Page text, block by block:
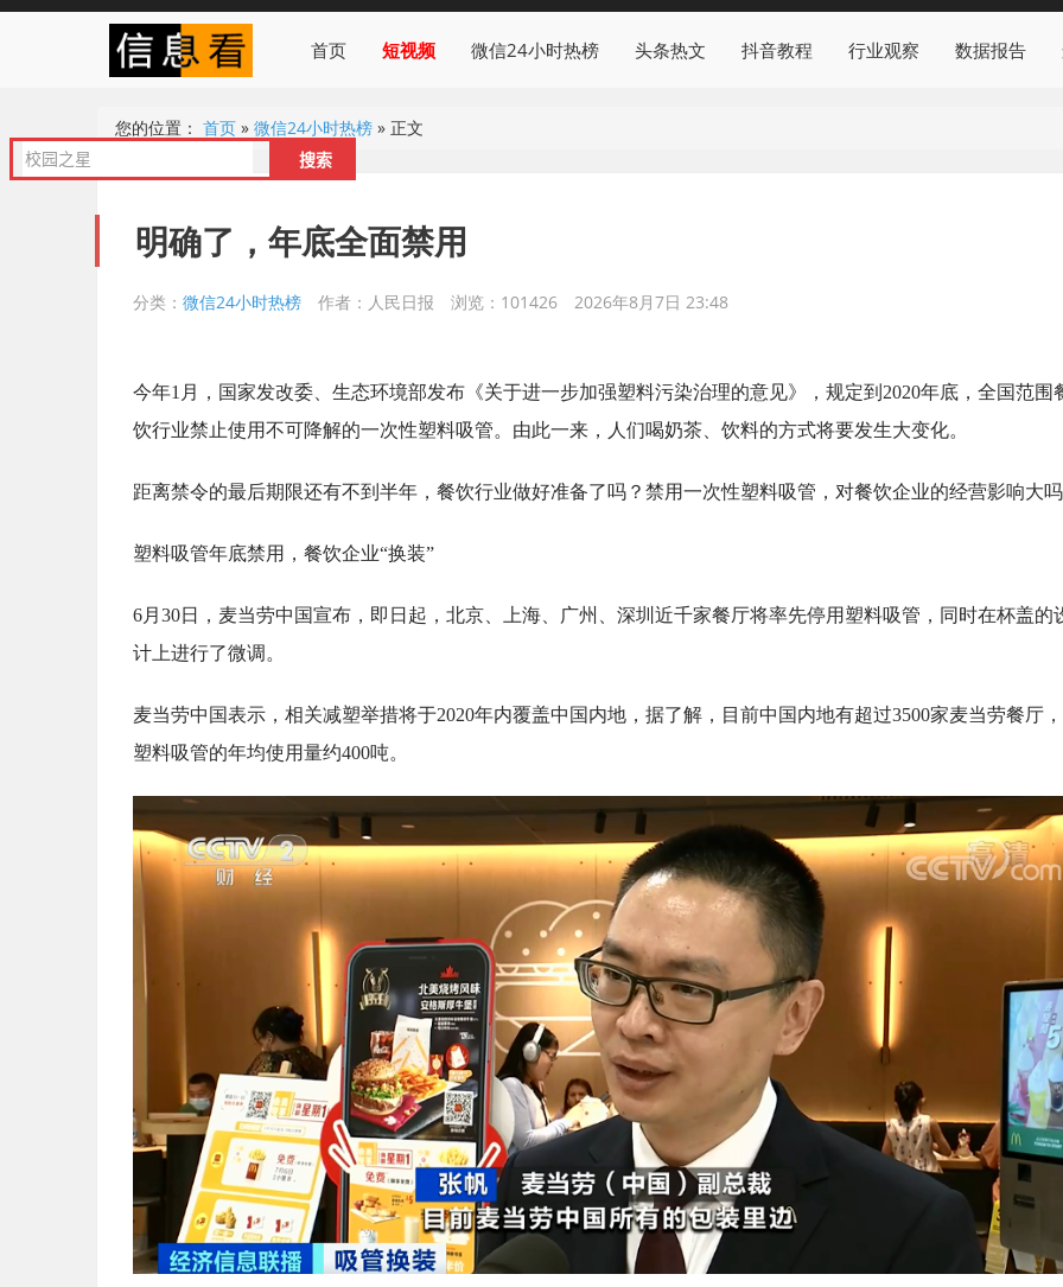
首页 短视频 微信24小时热榜 头条热文 抖音教程 行业观察 数据报告
您的位置： 首页 » 微信24小时热榜 » 正文
明确了，年底全面禁用
分类： 微信24小时热榜 作者：人民日报 浏览：101426 2026年8月7日 23:48
今年1月，国家发改委、生态环境部发布《关于进一步加强塑料污染治理的意见》，规定到2020年底，全国范围
饮行业禁止使用不可降解的一次性塑料吸管。由此一来，人们喝奶茶、饮料的方式将要发生大变化。
距离禁令的最后期限还有不到半年，餐饮行业做好准备了吗？禁用一次性塑料吸管，对餐饮企业的经营影响大
塑料吸管年底禁用，餐饮企业“换装”
6月30日，麦当劳中国宣布，即日起，北京、上海、广州、深圳近千家餐厅将率先停用塑料吸管，同时在杯盖的
计上进行了微调。
麦当劳中国表示，相关减塑举措将于2020年内覆盖中国内地，据了解，目前中国内地有超过3500家麦当劳餐厅
塑料吸管的年均使用量约400吨。